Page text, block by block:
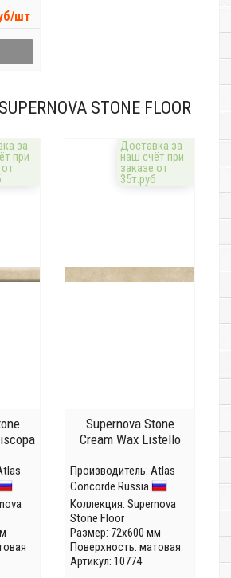
шт
STONE FLOOR
за
при
Доставка за
наш счёт при
заказе от
35т.руб
Supernova Stone
Cream Wax Listello
Производитель: Atlas
Concorde Russia
Коллекция: Supernova
Stone Floor
Размер: 72x600 мм
Поверхность: матовая
Артикул: 10774